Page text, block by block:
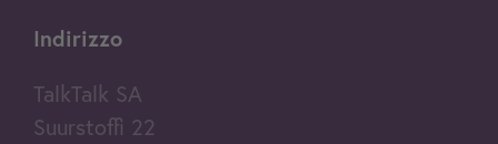
Indirizzo
TalkTalk SA
Suurstoffi 22